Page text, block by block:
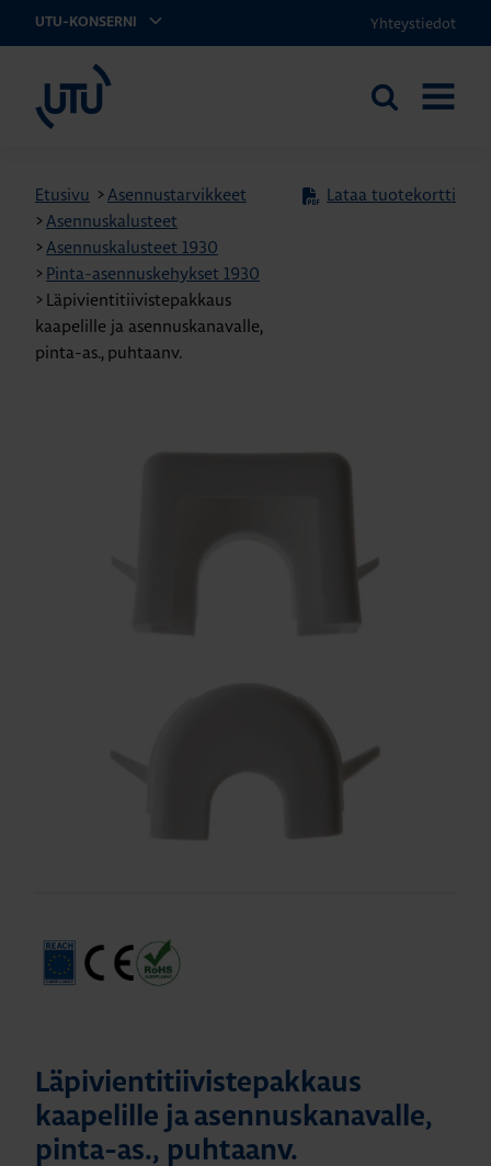
UTU-KONSERNI Yhteystiedot
Etsi
Etusivu >Asennustarvikkeet
>Asennuskalusteet
>Asennuskalusteet 1930
> Pinta-asennuskehykset 1930
> Läpivientitiivistepakkaus
kaapelille ja asennuskanavalle,
pinta-as., puhtaanv.
Lataa tuotekortti
Läpivientitiivistepakkaus
kaapelille ja asennuskanavalle,
pinta-as., puhtaanv.